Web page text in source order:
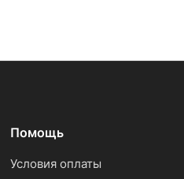
Помощь
Условия оплаты